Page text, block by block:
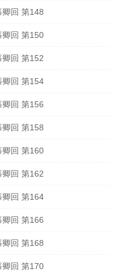
卿回 第148
卿回 第150
卿回 第152
卿回 第154
卿回 第156
卿回 第158
卿回 第160
卿回 第162
卿回 第164
卿回 第166
卿回 第168
卿回 第170